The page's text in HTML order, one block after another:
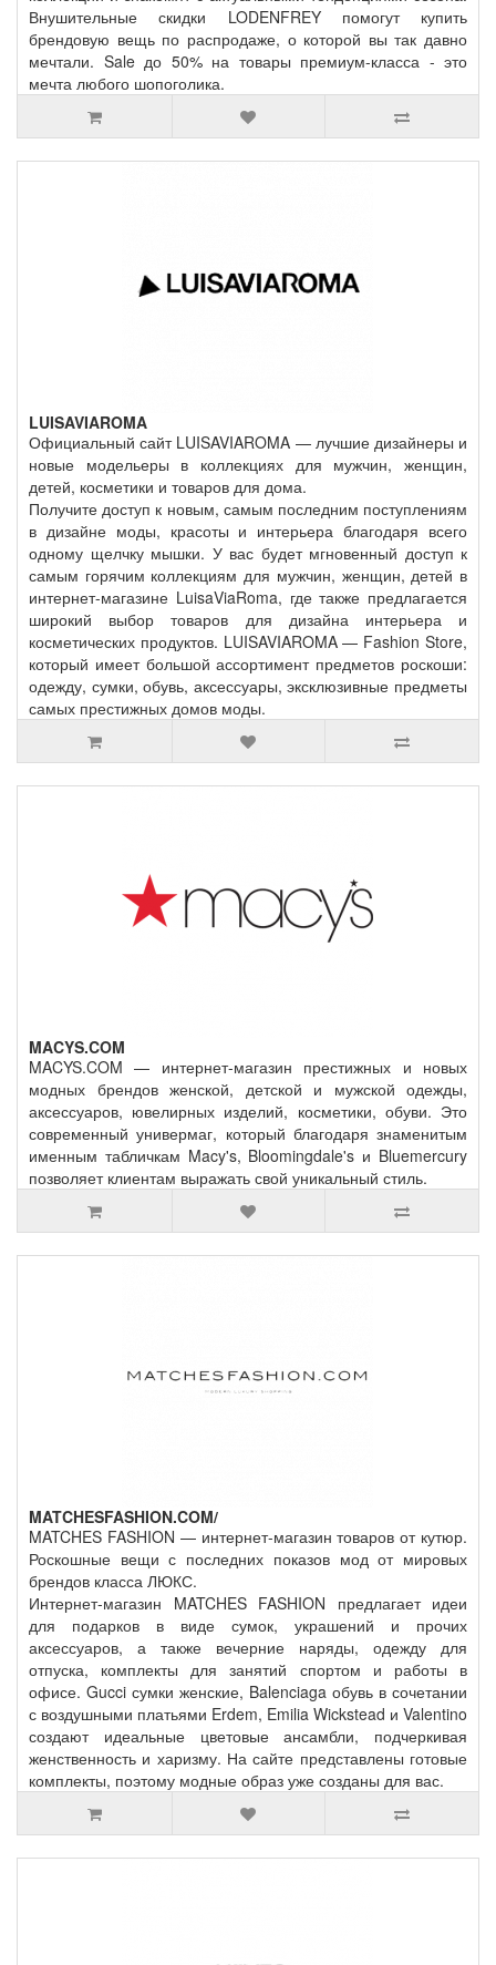
Внушительные скидки LODENFREY помогут купить
брендовую вещь по распродаже, о которой вы так давно
мечтали. Sale до 50% на товары премиум-класса - это
мечта любого шопоголика.
LUISAVIAROMA
Официальный сайт LUISAVIAROMA — лучшие дизайнеры и
новые модельеры в коллекциях для мужчин, женщин,
детей, косметики и товаров для дома.
Получите доступ к новым, самым последним поступлениям
в дизайне моды, красоты и интерьера благодаря всего
одному щелчку мышки. У вас будет мгновенный доступ к
самым горячим коллекциям для мужчин, женщин, детей в
интернет-магазине LuisaViaRoma, где также предлагается
широкий выбор товаров для дизайна интерьера и
косметических продуктов. LUISAVIAROMA — Fashion Store,
который имеет большой ассортимент предметов роскоши:
одежду, сумки, обувь, аксессуары, эксклюзивные предметы
самых престижных домов моды.
MACYS.COM
MACYS.COM — интернет-магазин престижных и новых
модных брендов женской, детской и мужской одежды,
аксессуаров, ювелирных изделий, косметики, обуви. Это
современный универмаг, который благодаря знаменитым
именным табличкам Macy's, Bloomingdale's и Bluemercury
позволяет клиентам выражать свой уникальный стиль.
MATCHESFASHION.COM/
MATCHES FASHION — интернет-магазин товаров от кутюр.
Роскошные вещи с последних показов мод от мировых
брендов класса ЛЮКС.
Интернет-магазин MATCHES FASHION предлагает идеи
для подарков в виде сумок, украшений и прочих
аксессуаров, а также вечерние наряды, одежду для
отпуска, комплекты для занятий спортом и работы в
офисе. Gucci сумки женские, Balenciaga обувь в сочетании
с воздушными платьями Erdem, Emilia Wickstead и Valentino
создают идеальные цветовые ансамбли, подчеркивая
женственность и харизму. На сайте представлены готовые
комплекты, поэтому модные образ уже созданы для вас.